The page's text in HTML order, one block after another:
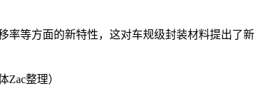
率等方面的新特性，这对车规级封装材料提出了新
整理）